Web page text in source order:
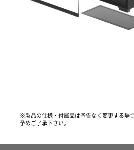
※製品の仕様・付属品は予告なく変更する場合
予めご了承下さい。